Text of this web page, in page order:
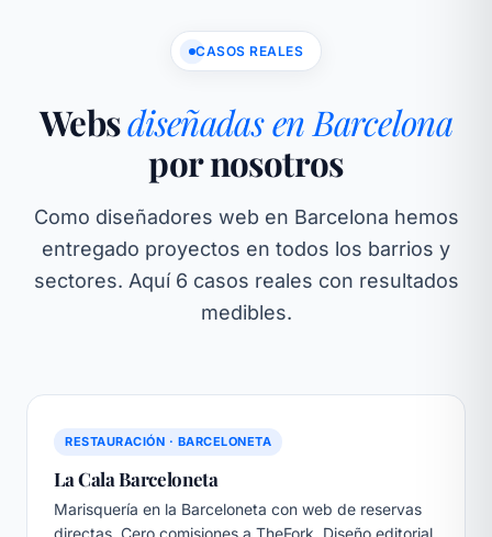
CASOS REALES
Websdiseñadas en Barcelona
por nosotros
Como diseñadores web en Barcelona hemos
entregado proyectos en todos los barrios y
sectores. Aquí 6 casos reales con resultados
medibles.
RESTAURACIÓN · BARCELONETA
La Cala Barceloneta
Marisquería en la Barceloneta con web de reservas
directas. Cero comisiones a TheFork. Diseño editorial